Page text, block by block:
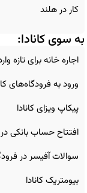
کار در هلند
به سوی کانادا:
اجاره خانه برای تازه‌
ورود به فرودگاه‌های
پیکاپ ویزای کانادا
افتتاح حساب بانکی در
سوالات آفیسر در
بیومتریک کانادا